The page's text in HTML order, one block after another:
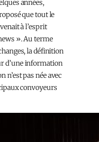
années,
que tout le
à l’esprit
». Au terme
la définition
d’une information
n’est pas née avec
convoyeurs